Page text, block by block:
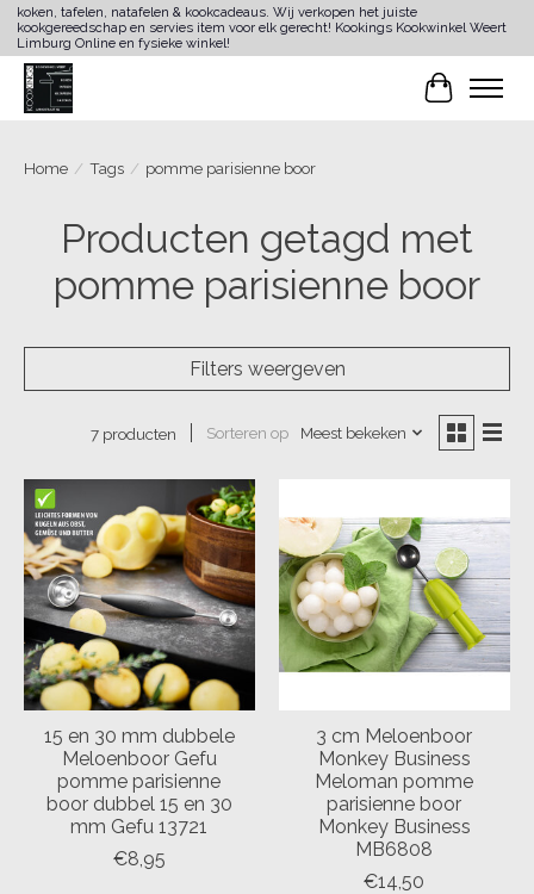
koken, tafelen, natafelen & kookcadeaus. Wij verkopen het juiste
kookgereedschap en servies item voor elk gerecht! Kookings Kookwinkel Weert
Limburg Online en fysieke winkel!
Home / Tags / pomme parisienne boor
Producten getagd met
pomme parisienne boor
Filters weergeven
7 producten Sorteren op Meest bekeken
15 en 30 mm dubbele
Meloenboor Gefu
pomme parisienne
boor dubbel 15 en 30
mm Gefu 13721
€8,95
3 cm Meloenboor
Monkey Business
Meloman pomme
parisienne boor
Monkey Business
MB6808
€14,50